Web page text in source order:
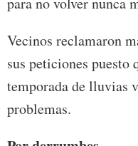
Vecinos reclamaron
sus peticiones puesto
temporada de lluvias
problemas.